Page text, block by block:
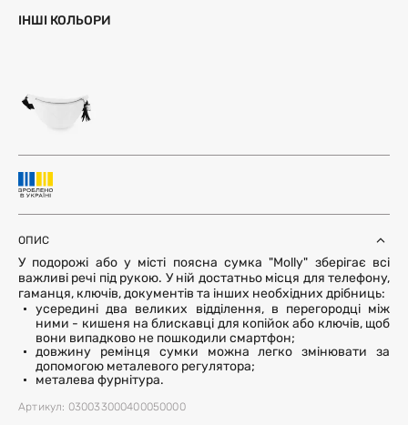
ІНШІ КОЛЬОРИ
ОПИС
У подорожі або у місті поясна сумка "Molly" зберігає всі
важливі речі під рукою. У ній достатньо місця для телефону,
гаманця, ключів, документів та інших необхідних дрібниць:
усередині два великих відділення, в перегородці між
ними - кишеня на блискавці для копійок або ключів, щоб
вони випадково не пошкодили смартфон;
довжину ремінця сумки можна легко змінювати за
допомогою металевого регулятора;
металева фурнітура.
Артикул: 030033000400050000